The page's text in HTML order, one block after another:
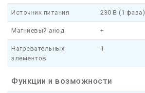
Источник питания 230 В (1 фаза)
Магниевый анод +
Нагревательных
элементов
1
Функции и возможности